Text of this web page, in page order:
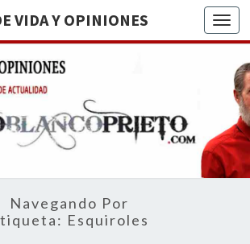
VIDA Y OPINIONES
DE
BREVE
RECORRIDO
VITAL Y
ACTUALIDAD
Navegando Por
Esquiroles